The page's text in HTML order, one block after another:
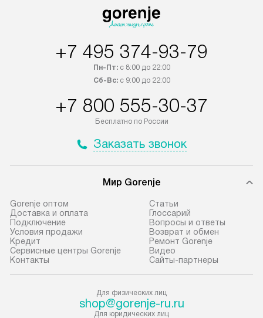
в течение трех дней. Доставка
регионы осуществляется через
100% предоплаты наша компания
до представительства
транспортной компании в городе
условия доставки у менеджера при
В оговоренный день служба
доставки доставит упакованный
прибор до подъезда. Если
требуется переместить прибор
до двери квартиры или до места
установки, пожалуйста,
взимается дополнительная плата.
Учитывайте габариты прибора, если
подключения к
определяется
снятие упаковки
отдельных
монтируется в
+7 495 374-93-79
Пн-Пт:с 8:00 до 22:00
Сб-Вс:с 9:00 до 22:00
+7 800 555-30-37
Бесплатно по России
Заказать звонок
Мир Gorenje
Gorenje оптом
Доставка и оплата
Подключение
Условия продажи
Кредит
Сервисные центры Gorenje
Контакты
Cтатьи
Глоссарий
Вопросы и ответы
Возврат и обмен
Ремонт Gorenje
Видео
Сайты-партнеры
Для физических лиц
shop@gorenje-ru.ru
Для юридических лиц